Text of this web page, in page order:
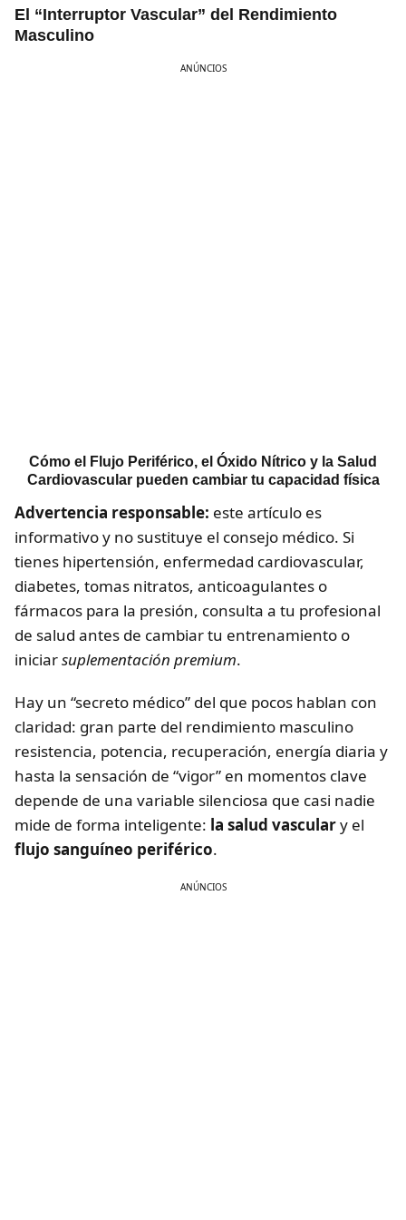
El “Interruptor Vascular” del Rendimiento
Masculino
ANÚNCIOS
Cómo el Flujo Periférico, el Óxido Nítrico y la Salud
Cardiovascular pueden cambiar tu capacidad física
Advertencia responsable: este artículo es
informativo y no sustituye el consejo médico. Si
tienes hipertensión, enfermedad cardiovascular,
diabetes, tomas nitratos, anticoagulantes o
fármacos para la presión, consulta a tu profesional
de salud antes de cambiar tu entrenamiento o
iniciarsuplementación premium.
Hay un “secreto médico” del que pocos hablan con
claridad: gran parte del rendimiento masculino
resistencia, potencia, recuperación, energía diaria y
hasta la sensación de “vigor” en momentos clave
depende de una variable silenciosa que casi nadie
mide de forma inteligente: la salud vasculary el
flujo sanguíneo periférico.
ANÚNCIOS